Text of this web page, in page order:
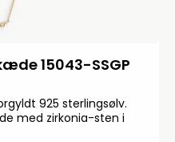
15043-SSGP
925 sterlingsølv.
med zirkonia-sten i